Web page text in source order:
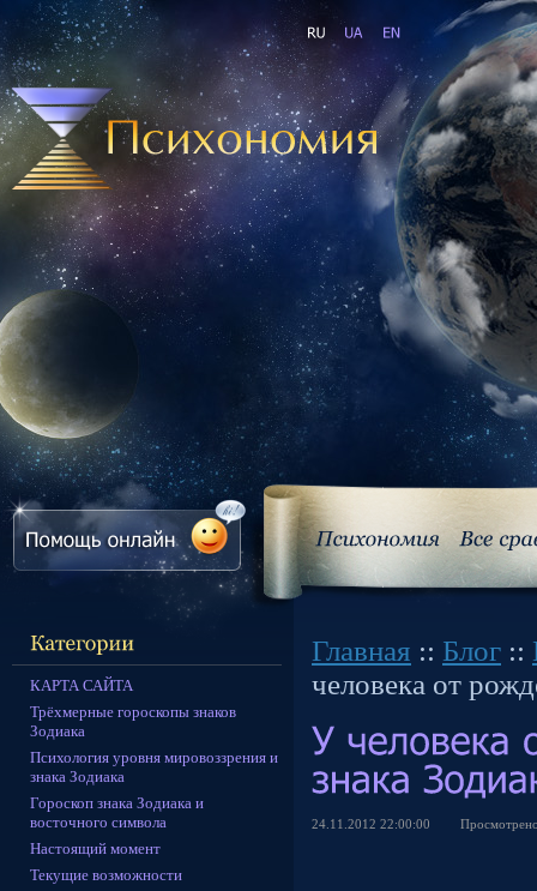
КАРТА САЙТА
Трёхмерные гороскопы знаков
Зодиака
Психология уровня мировоззрения и
знака Зодиака
Гороскоп знака Зодиака и
восточного символа
Настоящий момент
Текущие возможности
Главная :: Блог ::
человека от
24.11.2012 22:00:00